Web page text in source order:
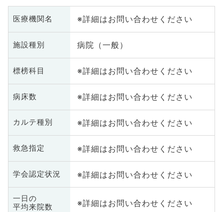
医療機関名 ※詳細はお問い合わせください
施設種別 病院（一般）
標榜科目 ※詳細はお問い合わせください
病床数 ※詳細はお問い合わせください
カルテ種別 ※詳細はお問い合わせください
救急指定 ※詳細はお問い合わせください
学会認定状況 ※詳細はお問い合わせください
一日の
平均来院数
※詳細はお問い合わせください